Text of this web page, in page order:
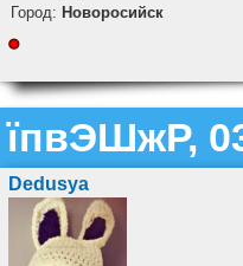
Город: Новоросийск
їпвЭШжР,
Dedusya